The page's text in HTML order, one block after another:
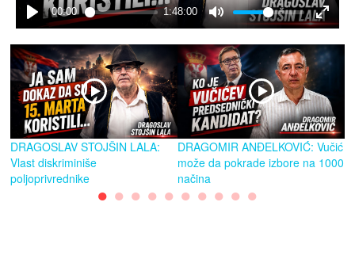
DRAGOSLAV STOJŠIN LALA:
Vlast diskriminiše
poljoprivrednike
DRAGOMIR ANĐELKOVIĆ: Vučić
može da pokrade izbore na 1000
načina
● ● ● ● ● ● ● ● ● ●